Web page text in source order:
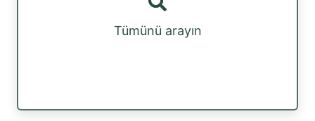
Tümünü arayın